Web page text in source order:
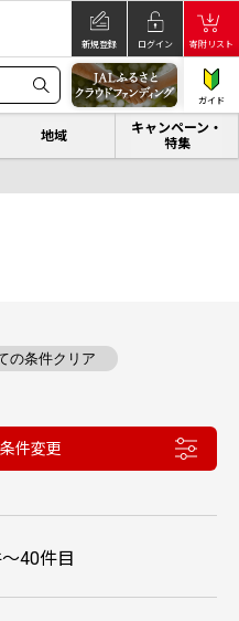
新規登録 ログイン 寄附リスト
ガイド
地域
キャンペーン・
特集
の条件クリア
件変更
40件目